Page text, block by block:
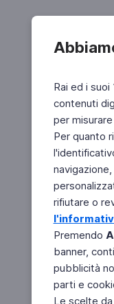
Rai ed i
contenuti
per
Per quanto
rifiutare o
Premendo
banner,
pubblicità
parti e
Le scelte